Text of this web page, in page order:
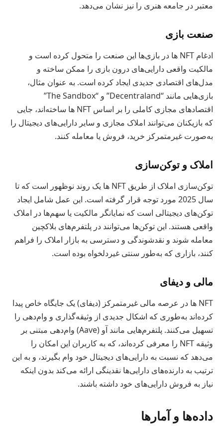
معتبر در جامعه هنری را نیز نشان می‌دهد.
صنعت بازی
ادغام NFT ها در بازی‌ها این صنعت را متحول کرده است و
مالکیت واقعی دارایی‌های درون بازی را ممکن ساخته و
مدل‌های اقتصادی جدیدی ایجاد کرده است. به عنوان مثال،
بازی‌هایی مانند “Decentraland” و “The Sandbox”
اقتصادهای مجازی کاملی را بر اساس NFT ها ساخته‌اند، جایی
که بازیکنان می‌توانند املاک مجازی و سایر دارایی‌های دیجیتال را
به‌صورت غیرمتمرکز خرید، فروش یا معامله کنند.
املاک و توکن‌سازی
توکن‌سازی املاک از طریق NFT ها یک روند نوظهور است که تا
سال 2025 مورد توجه قرار گرفته است. این عمل شامل ایجاد
توکن‌های دیجیتالی است که نمایانگر مالکیت یا سهم‌ها در املاک
واقعی هستند. این توکن‌ها می‌توانند در پلتفرم‌های بلاکچین
معامله شوند و نقدشوندگی و دسترسی به بازار املاک را فراهم
کنند، بازاری که به‌طور سنتی غیردلخواه بوده است.
مالی و دیفای
NFT ها در عرصه مالی غیرمتمرکز (دیفای) یک جایگاه خاص پیدا
کرده‌اند به‌طوری که اشکال جدیدی از وثیقه‌گذاری و وام‌دهی را
تسهیل می‌کنند. پلتفرم‌هایی مانند آو (Aave) وام‌دهی مبتنی بر
وثیقه NFT را معرفی کرده‌اند، که به کاربران این امکان را
می‌دهد که نسبت به دارایی‌های دیجیتال خود وام بگیرند، و به این
ترتیب به دارنده‌های دارایی‌ها نقدینگی ارائه می‌کند بدون اینکه
نیاز به فروش دارایی‌های خود داشته باشند.
داده‌ها و آمارها